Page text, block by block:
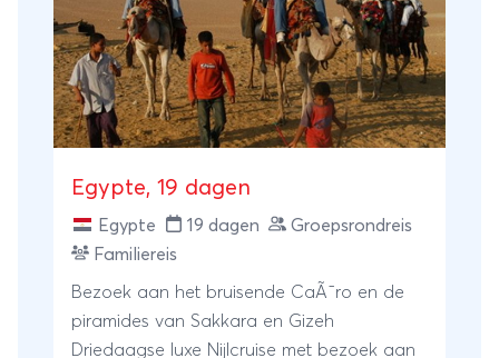
Egypte, 19 dagen
Egypte 19 dagen
Groepsrondreis
Familiereis
Bezoek aan het bruisende CaÃ¯ro en de
piramides van Sakkara en Gizeh
Driedaagse luxe Nijlcruise met bezoek aan